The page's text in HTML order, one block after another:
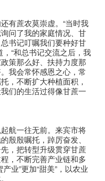
有蔗农莫崇虚。“当时我
问了我的家庭情况、甘
书记叮嘱我们要种好甘
“和总书记交流之后，我
策那么好、扶持力度那
我会常怀感恩之心，常
，不断扩大种植面积，
们的生活过得像甘蔗一
航一往无前。来宾市将
殷殷嘱托，踔厉奋发、
，把转型升级贯穿甘蔗
，不断完善产业链和多
业”更加“甜美”，以农业